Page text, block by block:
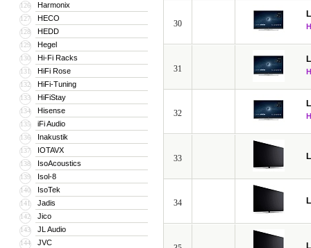
126 Harmonix
127 HECO
128 HEDD
129 Hegel
130 Hi-Fi Racks
131 HiFi Rose
132 HiFi-Tuning
133 HiFiStay
134 Hisense
135 iFi Audio
136 Inakustik
137 IOTAVX
138 IsoAcoustics
139 Isol-8
140 IsoTek
141 Jadis
142 Jico
143 JL Audio
144 JVC
30
31
32
33
34